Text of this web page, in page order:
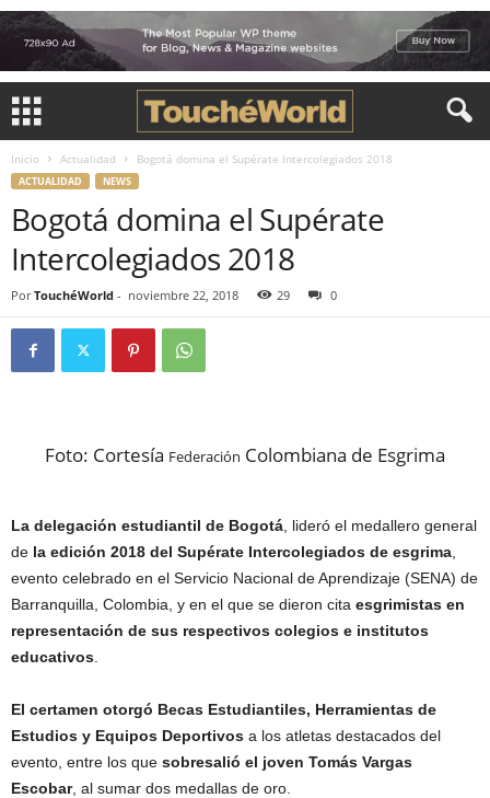
Inicio Actualidad Bogotá domina el Supérate Intercolegiados 2018
ACTUALIDAD NEWS
Bogotá domina el Supérate
Intercolegiados 2018
Por TouchéWorld - noviembre 22, 2018 29 0
Foto: Cortesía Federación Colombiana de Esgrima
La delegación estudiantil de Bogotá , lideró el medallero general
de la edición 2018 del Supérate Intercolegiados de esgrima
evento celebrado en el Servicio Nacional de Aprendizaje (SENA) de
Barranquilla, Colombia, y en el que se dieron cita esgrimistas en
representación de sus respectivos colegios e institutos
educativos
El certamen otorgó Becas Estudiantiles, Herramientas de
Estudios y Equipos Deportivos a los atletas destacados del
evento, entre los que sobresalió el joven Tomás Vargas
Escobar, al sumar dos medallas de oro.